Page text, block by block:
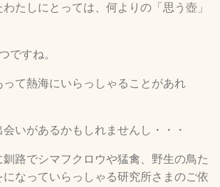
たしにとっては、何よりの「思う壺」
ですね。
て熱海にいらっしゃることがあれ
いがあるかもしれませんし・・・
釧路でシマフクロウや猛禽、野生の鳥た
なっていらっしゃる研究所さまのご依